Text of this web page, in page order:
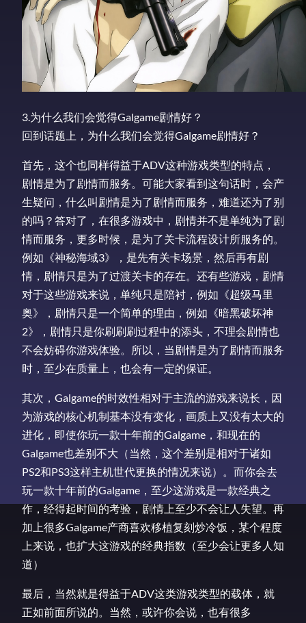
3.为什么我们会觉得Galgame剧情好？
回到话题上，为什么我们会觉得Galgame剧情好？
首先，这个也同样得益于ADV这种游戏类型的特点，
剧情是为了剧情而服务。可能大家看到这句话时，会产
生疑问，什么叫剧情是为了剧情而服务，难道还为了别
的吗？答对了，在很多游戏中，剧情并不是单纯为了剧
情而服务，更多时候，是为了关卡流程设计所服务的。
例如《神秘海域3》，是先有关卡场景，然后再有剧
情，剧情只是为了过渡关卡的存在。还有些游戏，剧情
对于这些游戏来说，单纯只是陪衬，例如《超级马里
奥》，剧情只是一个简单的理由，例如《暗黑破坏神
2》，剧情只是你刷刷刷过程中的添头，不理会剧情也
不会妨碍你游戏体验。所以，当剧情是为了剧情而服务
时，至少在质量上，也会有一定的保证。
其次，Galgame的时效性相对于主流的游戏来说长，因
为游戏的核心机制基本没有变化，画质上又没有太大的
进化，即使你玩一款十年前的Galgame，和现在的
Galgame也差别不大（当然，这个差别是相对于诸如
PS2和PS3这样主机世代更换的情况来说）。而你会去
玩一款十年前的Galgame，至少这游戏是一款经典之
作，经得起时间的考验，剧情上至少不会让人失望。再
加上很多Galgame产商喜欢移植复刻炒冷饭，某个程度
上来说，也扩大这游戏的经典指数（至少会让更多人知
道）
最后，当然就是得益于ADV这类游戏类型的载体，就
正如前面所说的。当然，或许你会说，也有很多